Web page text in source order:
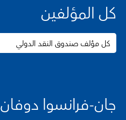
كل المؤلفين
كل مؤلف صندوق النقد الدولي
جان-فرانسوا دوفان